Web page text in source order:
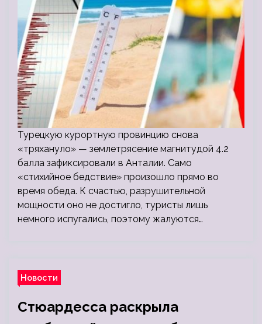
Турецкую курортную провинцию снова
«тряхануло» — землетрясение магнитудой 4.2
балла зафиксировали в Анталии. Само
«стихийное бедствие» произошло прямо во
время обеда. К счастью, разрушительной
мощности оно не достигло, туристы лишь
немного испугались, поэтому жалуются…
Новости
Стюардесса раскрыла